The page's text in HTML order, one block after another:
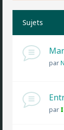
Sujets
par
par